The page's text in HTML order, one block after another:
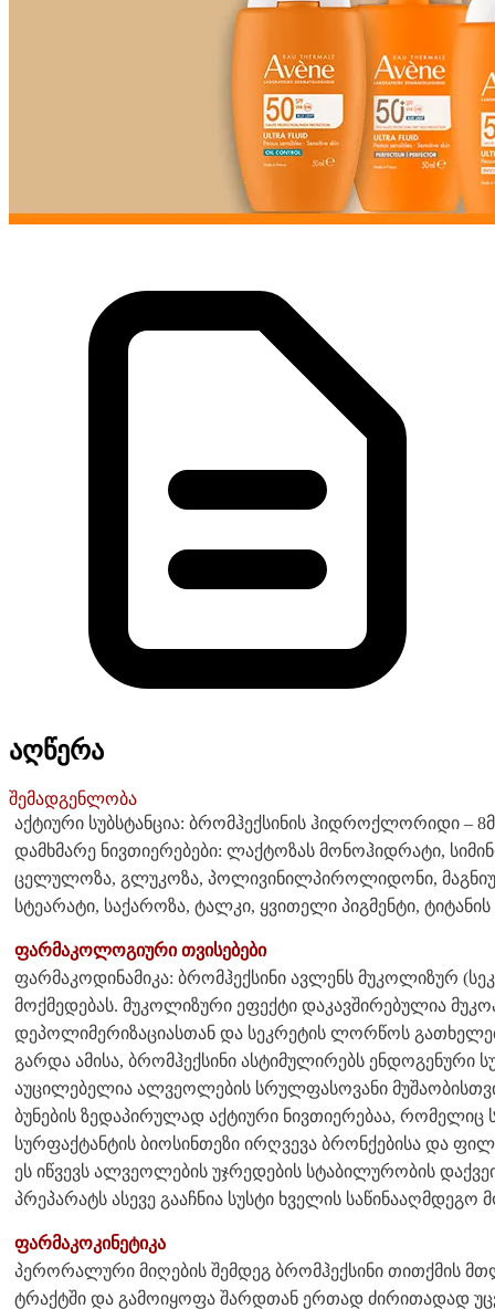
აღწერა
შემადგენლობა
აქტიური სუბსტანცია: ბრომჰექსინის ჰიდროქლორიდი –
დამხმარე ნივთიერებები: ლაქტოზას მონოჰიდრატი,
ცელულოზა, გლუკოზა, პოლივინილპიროლიდონი,
სტეარატი, საქაროზა, ტალკი, ყვითელი პიგმენტი,
ფარმაკოლოგიური თვისებები
ფარმაკოდინამიკა: ბრომჰექსინი ავლენს მუკოლიზურ
მოქმედებას. მუკოლიზური ეფექტი დაკავშირებულია
დეპოლიმერიზაციასთან და სეკრეტის ლორწოს
გარდა ამისა, ბრომჰექსინი ასტიმულირებს ენდოგენური
აუცილებელია ალვეოლების სრულფასოვანი
ბუნების ზედაპირულად აქტიური ნივთიერებაა,
სურფაქტანტის ბიოსინთეზი ირღვევა ბრონქებისა და
ეს იწვევს ალვეოლების უჯრედების სტაბილურობის
პრეპარატს ასევე გააჩნია სუსტი ხველის საწინააღმდეგო
ფარმაკოკინეტიკა
პერორალური მიღების შემდეგ ბრომჰექსინი თითქმის
ტრაქტში და გამოიყოფა შარდთან ერთად ძირითადად